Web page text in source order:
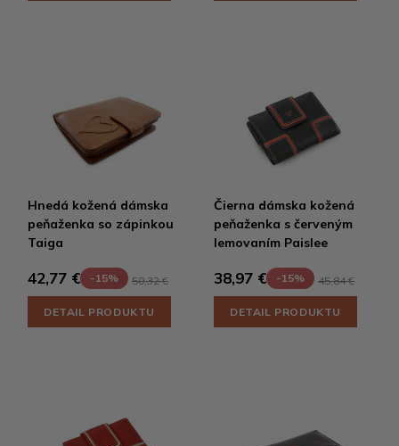
Hnedá kožená dámska
peňaženka so zápinkou
Taiga
42,77 € -15% 50,32 €
DETAIL PRODUKTU
Čierna dámska kožená
peňaženka s červeným
lemovaním Paislee
38,97 € -15% 45,84 €
DETAIL PRODUKTU